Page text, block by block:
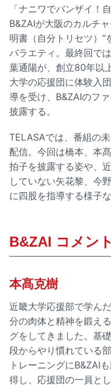
「ナニワでバンザイ！
B&ZAIが大阪のカルチ
明書（自分トリセツ）
バラエティ。最終回で
葉通陽が、創立80年以
大学の応援団に体験入
導を受け、B&ZAIのフ
披露する。
TELASAでは、番組の
配信。今回は橋本、本
拍子を披露する姿や、
していない矢花黎、今
に四股を指導する様子
B&ZAI コメント
本髙克樹
近畿大学応援部で学ん
分の肉体と精神を鍛え
グをしてきました。基
段からやり慣れている
トレーニングにB&ZAI
得し、応援団の一員と